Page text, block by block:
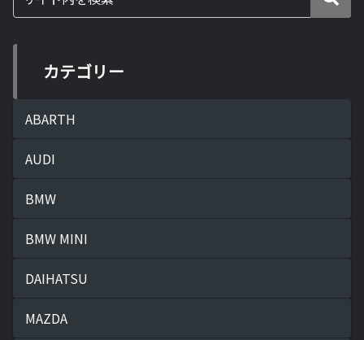
カテゴリー
ABARTH
AUDI
BMW
BMW MINI
DAIHATSU
MAZDA